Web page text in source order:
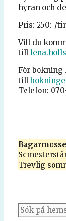
hyran och
Pris: 250:-/
Vill du
till
För bokning
till
Telefon:
Trevlig
Sök